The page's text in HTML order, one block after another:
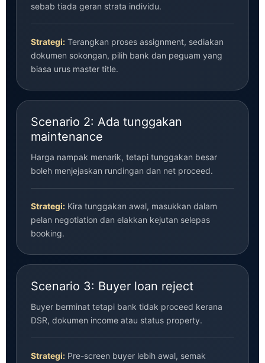
sebab tiada geran strata individu.
Strategi: Terangkan proses assignment, sediakan
dokumen sokongan, pilih bank dan peguam yang
biasa urus master title.
Scenario 2: Ada tunggakan
maintenance
Harga nampak menarik, tetapi tunggakan besar
boleh menjejaskan rundingan dan net proceed.
Strategi: Kira tunggakan awal, masukkan dalam
pelan negotiation dan elakkan kejutan selepas
booking.
Scenario 3: Buyer loan reject
Buyer berminat tetapi bank tidak proceed kerana
DSR, dokumen income atau status property.
Strategi: Pre-screen buyer lebih awal, semak